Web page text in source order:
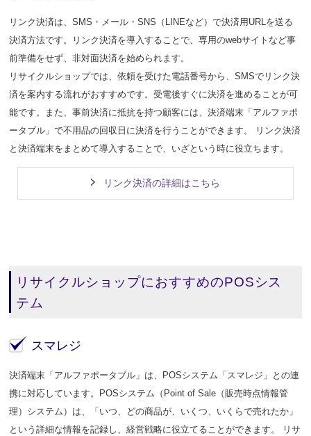
リンク決済は、SMS・メール・SNS（LINEなど）で決済用URLを送る
決済方法です。リンク決済を導入することで、専用のwebサイトなど事
前準備をせず、非対面決済を始められます。
リサイクルショップでは、依頼を受けた電話番号から、SMSでリンク決
済を案内する流れがおすすめです。受電後すぐに決済を進めることが可
能です。また、事前決済に抵抗を持つ顧客には、決済端末「アルファポ
ータブル」で不用品の回収日に決済を行うことができます。 リンク決済
と決済端末をまとめて導入することで、いざという時に役立ちます。
リンク決済の詳細はこちら
リサイクルショップにおすすめのPOSシス
テム
スマレジ
決済端末「アルファポータブル」は、POSシステム「スマレジ」との連
携に対応しています。POSシステム（Point of Sale（販売時点情報管
理）システム）は、「いつ、どの商品が、いくつ、いくらで売れたか」
という詳細な情報を記録し、経営戦略に役立てることができます。 リサ